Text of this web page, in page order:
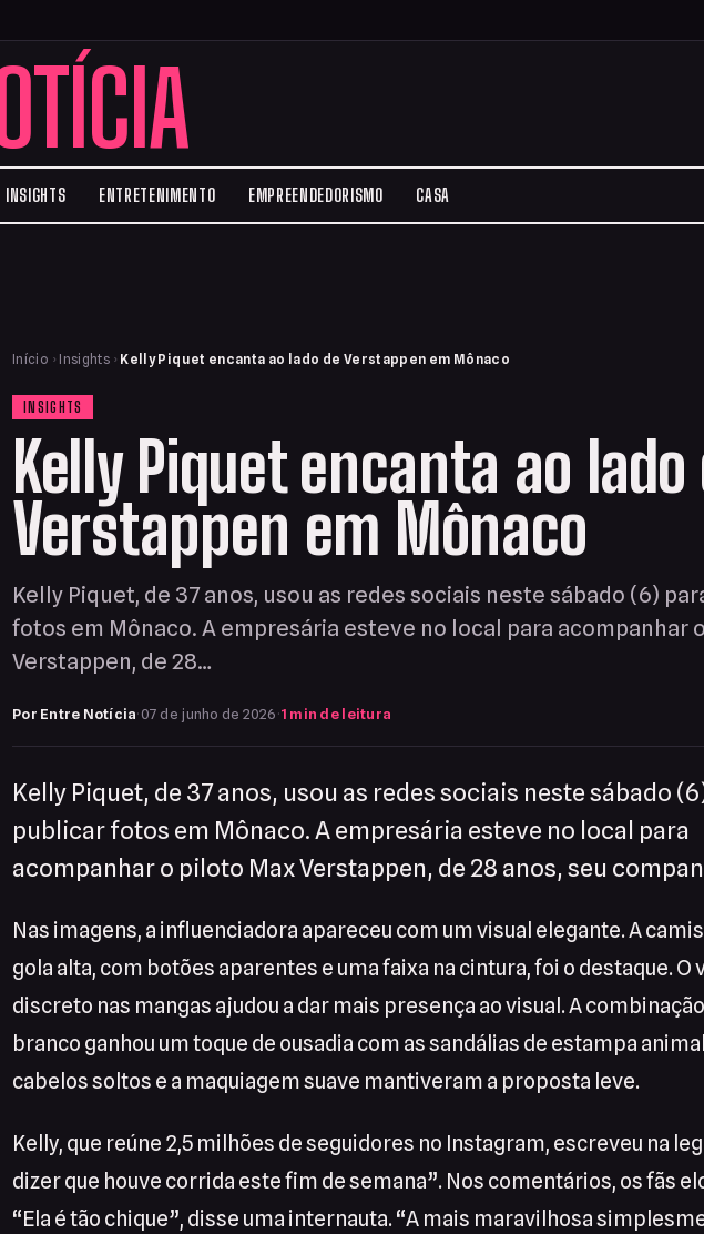
INSIGHTS ENTRETENIMENTO EMPREENDEDORISMO CASA
Início › Insights › Kelly Piquet encanta ao lado de Verstappen em Mônaco
INSIGHTS
Kelly Piquet encanta ao lado
Verstappen em Mônaco
Kelly Piquet, de 37 anos, usou as redes sociais neste sábado (6)
fotos em Mônaco. A empresária esteve no local para acompanhar
Verstappen, de 28…
Por Entre Notícia·07 de junho de 2026·1 min de leitura
Kelly Piquet, de 37 anos, usou as redes sociais neste sábado
publicar fotos em Mônaco. A empresária esteve no local para
acompanhar o piloto Max Verstappen, de 28 anos, seu
Nas imagens, a influenciadora apareceu com um visual elegante. A
gola alta, com botões aparentes e uma faixa na cintura, foi o destaque. O
discreto nas mangas ajudou a dar mais presença ao visual. A
branco ganhou um toque de ousadia com as sandálias de estampa
cabelos soltos e a maquiagem suave mantiveram a proposta leve.
Kelly, que reúne 2,5 milhões de seguidores no Instagram, escreveu na
dizer que houve corrida este fim de semana”. Nos comentários, os fãs
“Ela é tão chique”, disse uma internauta. “A mais maravilhosa